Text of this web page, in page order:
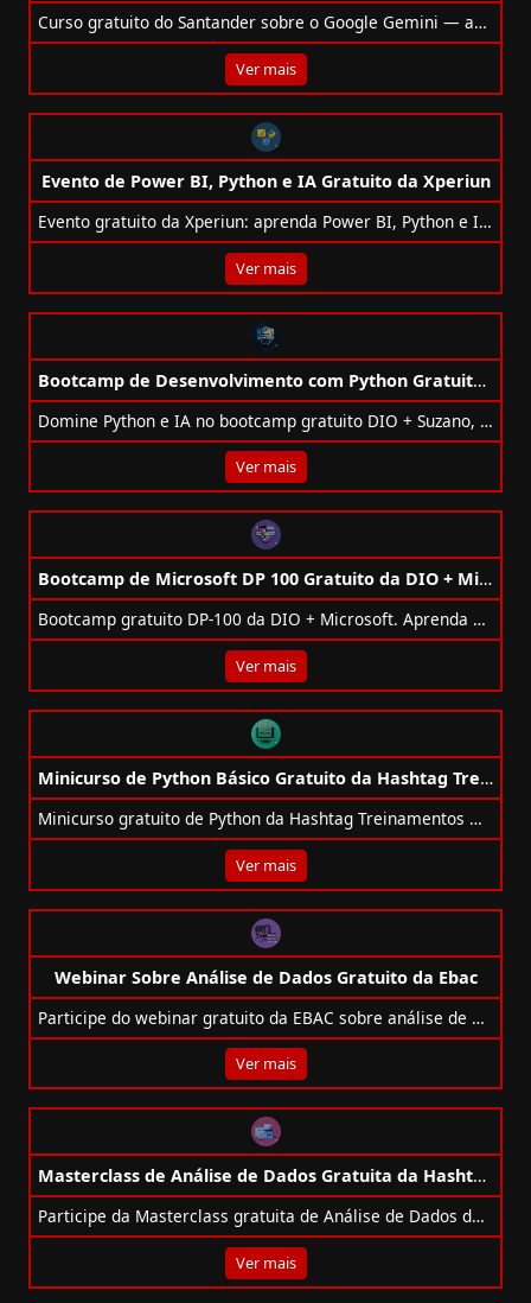
Curso gratuito do Santander sobre o Google Gemini — aprenda IA generativa, ferramentas multimodais e receba certificado.
Ver mais
Evento de Power BI, Python e IA Gratuito da Xperiun
Evento gratuito da Xperiun: aprenda Power BI, Python e IA em 3 noites (21 a 23/10), do zero à prática.
Ver mais
Bootcamp de Desenvolvimento com Python Gratuito DIO + Suzano
Domine Python e IA no bootcamp gratuito DIO + Suzano, com projetos práticos, Copilot e Azure. Certificado incluso!
Ver mais
Bootcamp de Microsoft DP 100 Gratuito da DIO + Microsoft
Bootcamp gratuito DP-100 da DIO + Microsoft. Aprenda Azure Machine Learning e prepare-se para certificação e Hackathon com prêmio de 10 mil dólares.
Ver mais
Minicurso de Python Básico Gratuito da Hashtag Treinamentos
Minicurso gratuito de Python da Hashtag Treinamentos — aprenda lógica e crie seu primeiro projeto profissional em 1 hora.
Ver mais
Webinar Sobre Análise de Dados Gratuito da Ebac
Participe do webinar gratuito da EBAC sobre análise de dados no dia 02/07 e dê os primeiros passos rumo à carreira em Data Analytics!
Ver mais
Masterclass de Análise de Dados Gratuita da Hashtag Treinamentos
Participe da Masterclass gratuita de Análise de Dados da Hashtag e domine Excel, Power BI, Python e SQL para transformar sua carreira!
Ver mais